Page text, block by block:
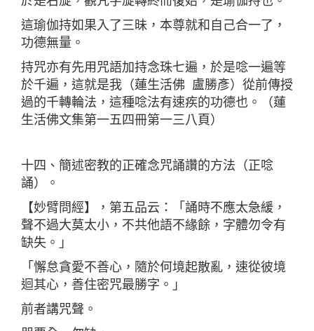
這瑜伽持如果入了三昧，本尊就和自己合一了，
功德無量。
持咒亦有先用咒語加持念珠七遍，於是唸一遍等
於千遍，這就是我（蓮生活佛 盧勝彥）從前傳授
過的千轉輪法，這種唸法有速疾的功德也。（蓮
生活佛文集第一五四冊第一三八頁）
十四、簡述密教的正確念咒誦讚的方法（正唸
誦）。
【妙臂問經】，第五品云：「誦時不應太急緩，
聲不過大莫太小，不共他語不緣餘，字體勿令有
缺失。」
「懈怠貪愛不善心，隨於何境起散亂，速從彼境
迴其心，善住密咒最勝字。」
前者講咒聲。